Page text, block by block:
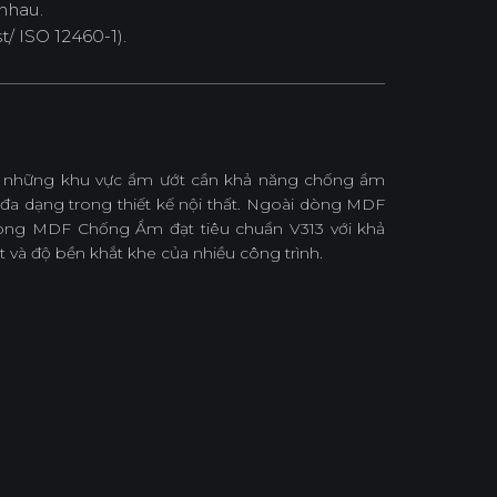
ISO 12460-1).
khu vực ẩm ướt cần khả năng chống ẩm
dạng trong thiết kế nội thất. Ngoài dòng MDF
MDF Chống Ẩm đạt tiêu chuẩn V313 với khả
độ bền khắt khe của nhiều công trình.